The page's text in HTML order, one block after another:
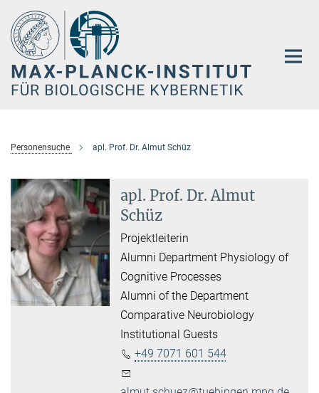
Hauptinhalt
Personensuche apl. Prof. Dr. Almut Schüz
apl. Prof. Dr. Almut
Schüz
Projektleiterin
Alumni Department Physiology of
Cognitive Processes
Alumni of the Department
Comparative Neurobiology
Institutional Guests
+49 7071 601 544